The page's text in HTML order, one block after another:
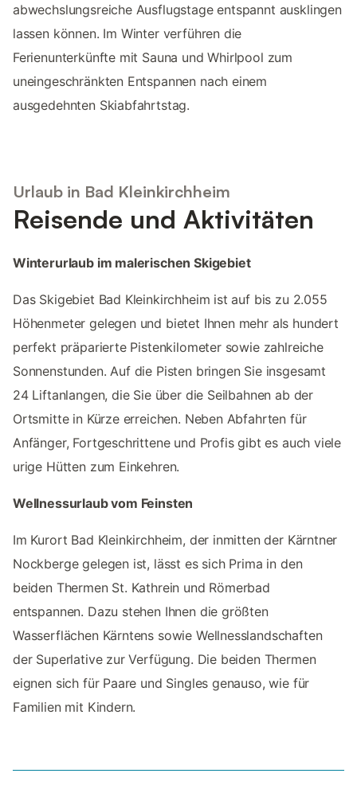
abwechslungsreiche Ausflugstage entspannt ausklingen
lassen können. Im Winter verführen die
Ferienunterkünfte mit Sauna und Whirlpool zum
uneingeschränkten Entspannen nach einem
ausgedehnten Skiabfahrtstag.
Urlaub in Bad Kleinkirchheim
Reisende und Aktivitäten
Winterurlaub im malerischen Skigebiet
Das Skigebiet Bad Kleinkirchheim ist auf bis zu 2.055
Höhenmeter gelegen und bietet Ihnen mehr als hundert
perfekt präparierte Pistenkilometer sowie zahlreiche
Sonnenstunden. Auf die Pisten bringen Sie insgesamt
24 Liftanlangen, die Sie über die Seilbahnen ab der
Ortsmitte in Kürze erreichen. Neben Abfahrten für
Anfänger, Fortgeschrittene und Profis gibt es auch viele
urige Hütten zum Einkehren.
Wellnessurlaub vom Feinsten
Im Kurort Bad Kleinkirchheim, der inmitten der Kärntner
Nockberge gelegen ist, lässt es sich Prima in den
beiden Thermen St. Kathrein und Römerbad
entspannen. Dazu stehen Ihnen die größten
Wasserflächen Kärntens sowie Wellnesslandschaften
der Superlative zur Verfügung. Die beiden Thermen
eignen sich für Paare und Singles genauso, wie für
Familien mit Kindern.